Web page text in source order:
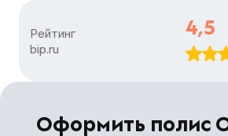
Рейтинг
bip.ru
4,5
Оформить полис